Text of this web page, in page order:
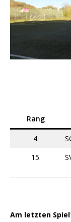
Rang
4.
15.
Am letzten